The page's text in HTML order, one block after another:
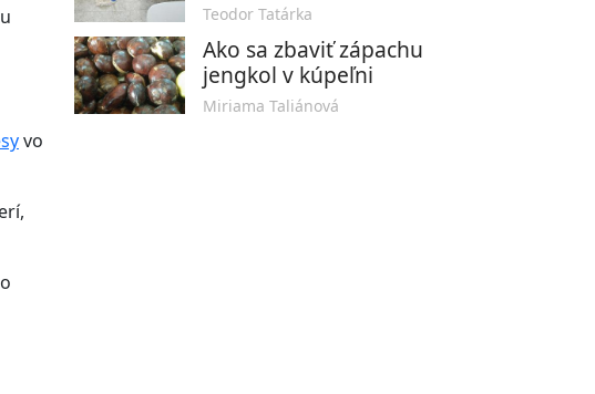
vo
Teodor Tatárka
Ako sa zbaviť zápachu
jengkol v kúpeľni
Miriama Taliánová